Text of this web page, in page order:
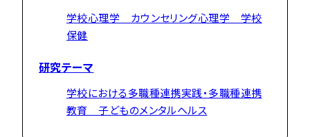
学校心理学 カウンセリング心理学 学校
保健
研究テーマ
学校における多職種連携実践・多職種連携
教育 子どものメンタルヘルス